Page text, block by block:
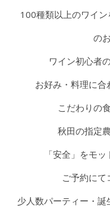
100種類以上のワイン
の
ワイン初心者
お好み・料理に合
こだわりの
秋田の指定
「安全」をモ
ご予約にて
少人数パーティー・誕